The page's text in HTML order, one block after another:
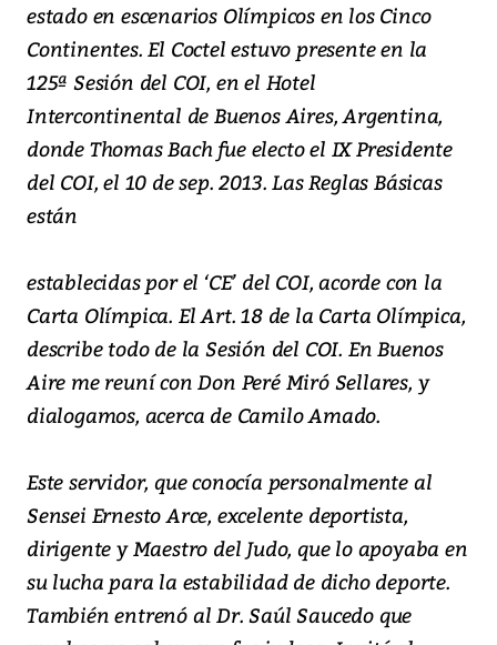
estado en escenarios Olímpicos en los Cinco
Continentes. El Coctel estuvo presente en la
125ª Sesión del COI, en el Hotel
Intercontinental de Buenos Aires, Argentina,
donde Thomas Bach fue electo el IX Presidente
del COI, el 10 de sep. 2013. Las Reglas Básicas
están
establecidas por el ‘CE’ del COI, acorde con la
Carta Olímpica. El Art. 18 de la Carta Olímpica,
describe todo de la Sesión del COI. En Buenos
Aire me reuní con Don Peré Miró Sellares, y
dialogamos, acerca de Camilo Amado.
Este servidor, que conocía personalmente al
Sensei Ernesto Arce, excelente deportista,
dirigente y Maestro del Judo, que lo apoyaba en
su lucha para la estabilidad de dicho deporte.
También entrenó al Dr. Saúl Saucedo que